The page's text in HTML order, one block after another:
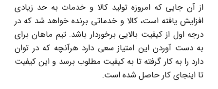
از آن جایی که امروزه تولید کالا و خدمات به حد زیادی
افزایش یافته است، کالا و خدماتی برنده خواهد شد که در
درجه اول از کیفیت بالایی برخوردار باشد. تیم ماهان برای
به دست آوردن این امتیاز سعی دارد هرآنچه که در توان
دارد را به کار گرفته تا به کیفیت مطلوب برسد و این کیفیت
تا اینجای کار حاصل شده است.